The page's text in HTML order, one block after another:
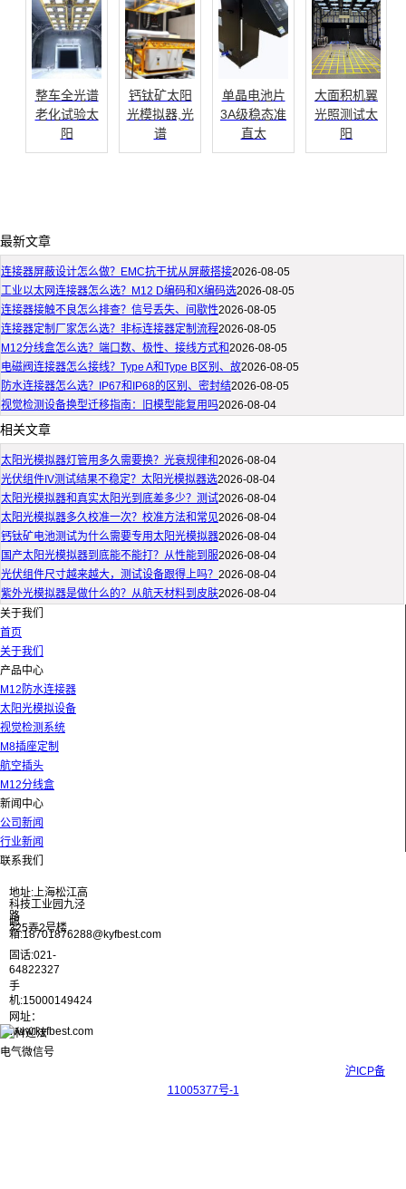
整车全光谱
老化试验太
阳
钙钛矿太阳
光模拟器,光
谱
单晶电池片
3A级稳态准
直太
大面积机翼
光照测试太
阳
最新文章
连接器屏蔽设计怎么做？EMC抗干扰从屏蔽搭接2026-08-05
工业以太网连接器怎么选？M12 D编码和X编码选2026-08-05
连接器接触不良怎么排查？信号丢失、间歇性2026-08-05
连接器定制厂家怎么选？非标连接器定制流程2026-08-05
M12分线盒怎么选？端口数、极性、接线方式和2026-08-05
电磁阀连接器怎么接线？Type A和Type B区别、故2026-08-05
防水连接器怎么选？IP67和IP68的区别、密封结2026-08-05
视觉检测设备换型迁移指南：旧模型能复用吗2026-08-04
相关文章
太阳光模拟器灯管用多久需要换？光衰规律和2026-08-04
光伏组件IV测试结果不稳定？太阳光模拟器选2026-08-04
太阳光模拟器和真实太阳光到底差多少？测试2026-08-04
太阳光模拟器多久校准一次？校准方法和常见2026-08-04
钙钛矿电池测试为什么需要专用太阳光模拟器2026-08-04
国产太阳光模拟器到底能不能打？从性能到服2026-08-04
光伏组件尺寸越来越大，测试设备跟得上吗？ 2026-08-04
紫外光模拟器是做什么的？从航天材料到皮肤2026-08-04
关于我们
首页
关于我们
产品中心
M12防水连接器
太阳光模拟设备
视觉检测系统
M8插座定制
航空插头
M12分线盒
新闻中心
公司新闻
行业新闻
联系我们
地址:上海松江高
科技工业园九泾
路
325弄2号楼
邮
箱:18701876288@kyfbest.com
固话:021-
64822327
手
机:15000149424
网址：
www.kyfbest.com
沪ICP备
11005377号-1